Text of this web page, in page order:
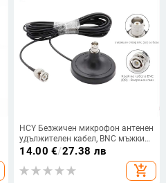
HCY Безжичен микрофон антенен
удължителен кабел, BNC мъжки–
женски конектор, 50 Ω, SWR ≤ 2
14.00 €/27.38 лв
add_shopping_cart